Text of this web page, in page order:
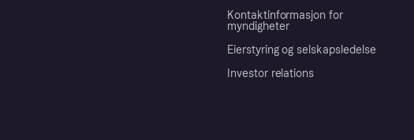
Kontaktinformasjon for
myndigheter
Eierstyring og selskapsledelse
Investor relations